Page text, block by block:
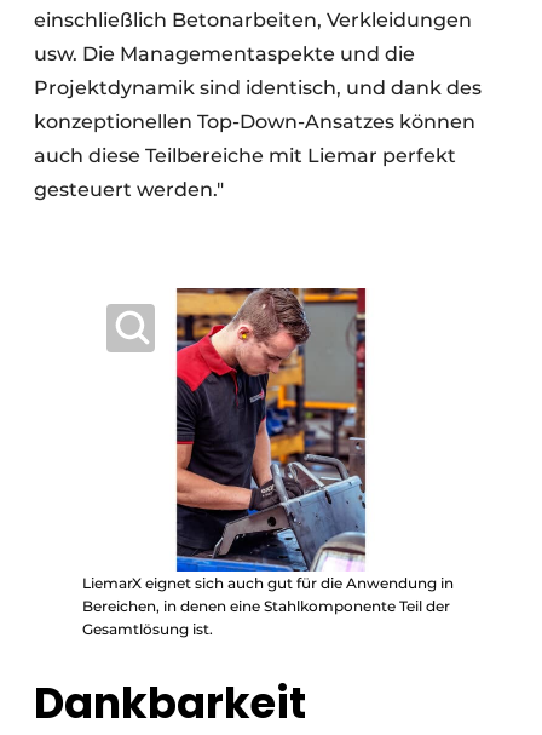
einschließlich Betonarbeiten, Verkleidungen
usw. Die Managementaspekte und die
Projektdynamik sind identisch, und dank des
konzeptionellen Top-Down-Ansatzes können
auch diese Teilbereiche mit Liemar perfekt
gesteuert werden."
LiemarX eignet sich auch gut für die Anwendung in
Bereichen, in denen eine Stahlkomponente Teil der
Gesamtlösung ist.
Dankbarkeit